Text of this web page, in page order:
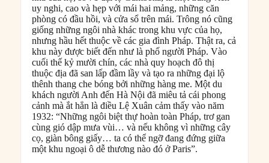
uy nghi, cao và hẹp với mái hai mảng, những căn
phòng có đầu hồi, và cửa sổ trên mái. Trông nó cũng
giống những ngôi nhà khác trong khu vực của họ,
nhưng hầu hết thuộc về các gia đình Pháp. Thật ra, cả
khu này được biết đến như là phố người Pháp. Vào
cuối thế kỷ mười chín, các nhà quy hoạch đô thị
thuộc địa đã san lấp đầm lầy và tạo ra những đại lộ
thênh thang che bóng bởi những hàng me. Một du
khách người Anh đến Hà Nội đã miêu tả cái phong
cảnh mà ắt hẳn là điều Lệ Xuân cảm thấy vào năm
1932: “Những ngôi biệt thự hoàn toàn Pháp, trơ gan
cùng gió dập mưa vùi… và nếu không vì những cây
cọ, giàn bông giấy… ta có thể ngỡ đang đứng giữa
một khu ngoại ô dễ thương nào đó ở Paris”.